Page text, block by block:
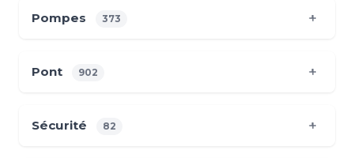
Pompes 373
Pont 902
Sécurité 82